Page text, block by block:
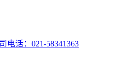
电话：021-58341363